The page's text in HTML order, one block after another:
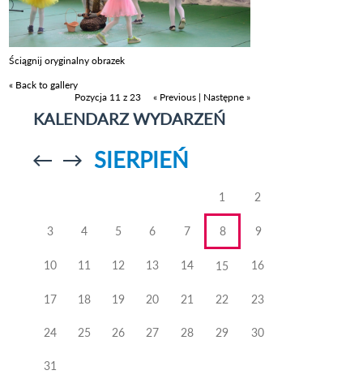
Ściągnij oryginalny obrazek
« Back to gallery
Pozycja 11 z 23
« Previous | Następne »
KALENDARZ WYDARZEŃ
Przejdź doPrzejdź do
SIERPIEŃ
1 2
3 4 5 6 7 8 9
10 11 12 13 14 15 16
17 18 19 20 21 22 23
24 25 26 27 28 29 30
31